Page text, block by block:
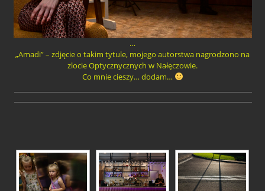
…
„Amadi” – zdjęcie o takim tytule, mojego autorstwa nagrodzono na
zlocie Optycznycznych w Nałęczowie.
Co mnie cieszy… dodam…